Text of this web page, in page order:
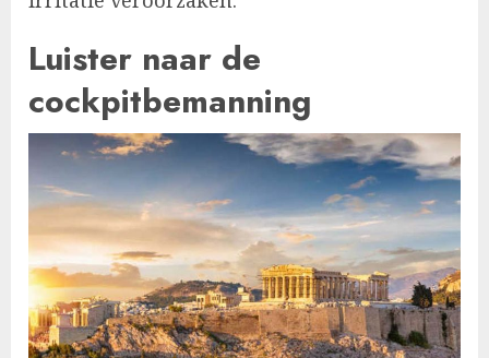
Luister naar de
cockpitbemanning